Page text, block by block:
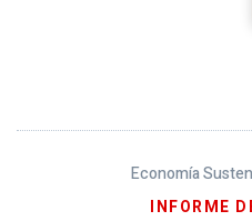
Economía
INFORME